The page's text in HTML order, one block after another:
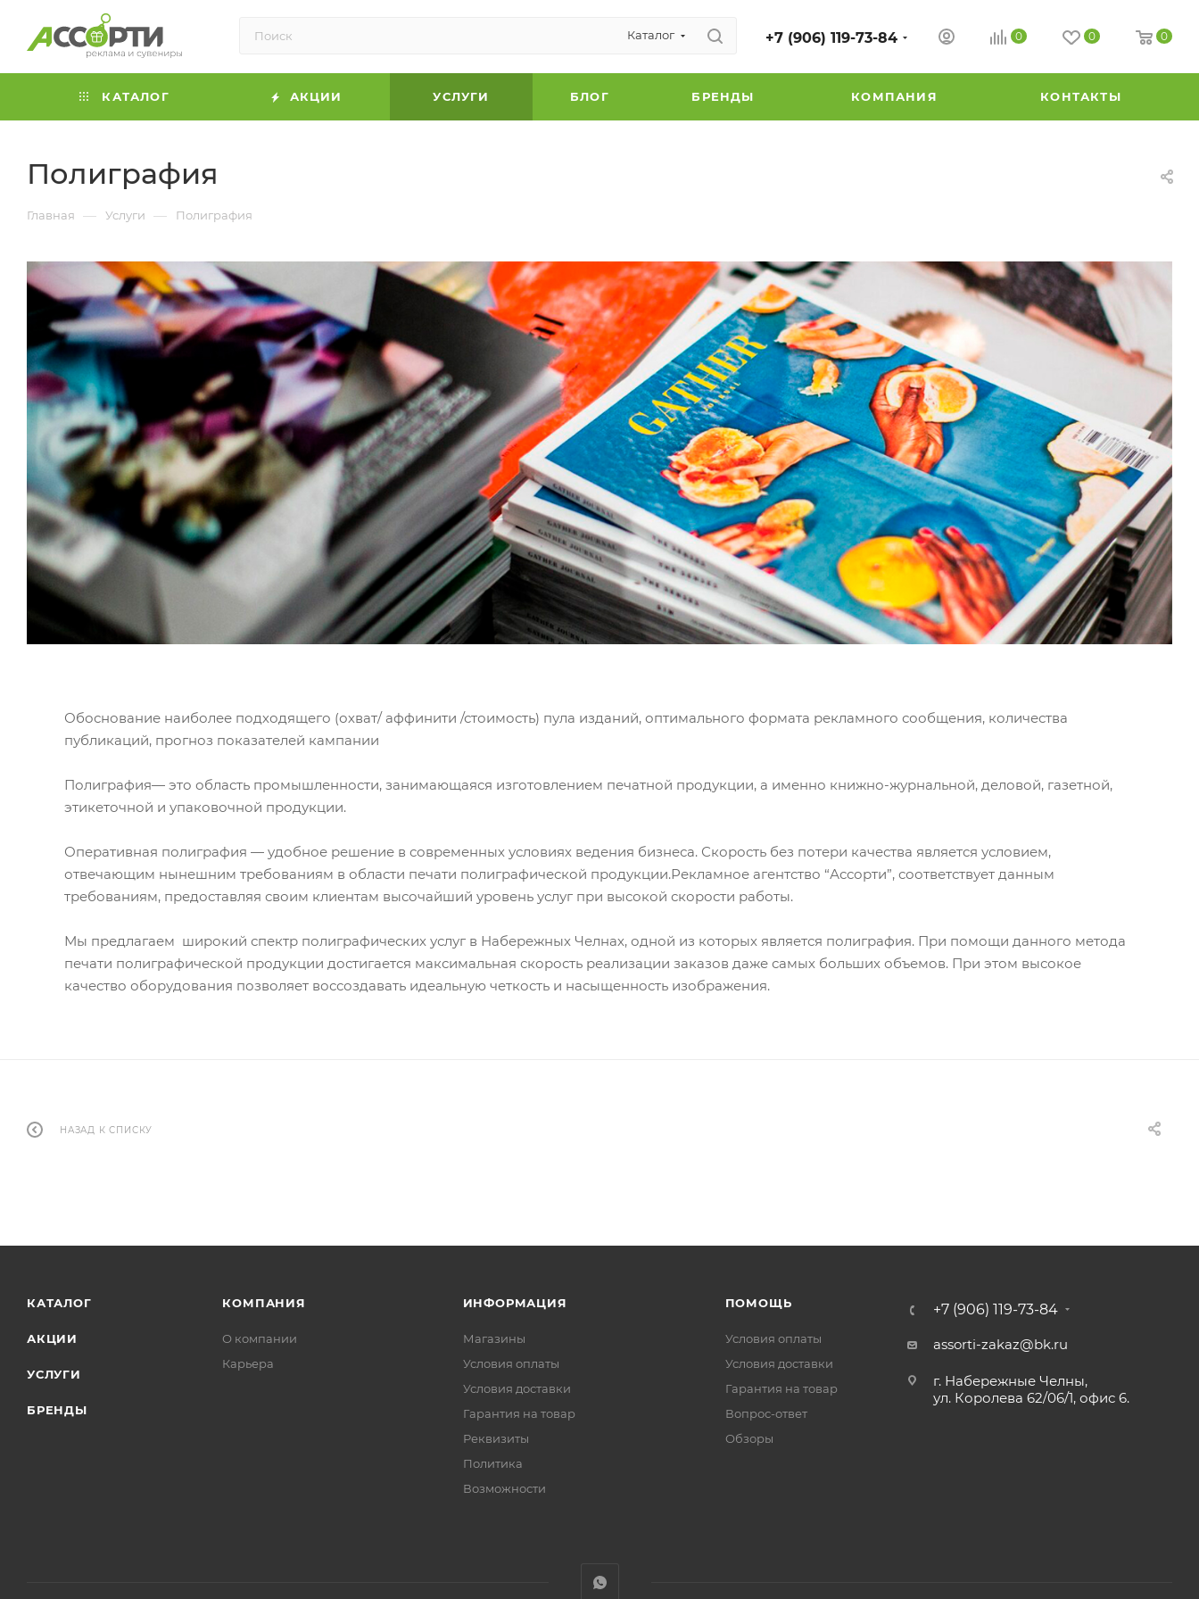
Каталог +7 (906) 119-73-84 0 0 0
КАТАЛОГ АКЦИИ УСЛУГИ БЛОГ БРЕНДЫ КОМПАНИЯ КОНТАКТЫ
Полиграфия
Главная — Услуги — Полиграфия
Обоснование наиболее подходящего (охват/ аффинити /стоимость) пула изданий, оптимального формата рекламного сообщения, количества
публикаций, прогноз показателей кампании
Полиграфия— это область промышленности, занимающаяся изготовлением печатной продукции, а именно книжно-журнальной, деловой, газетной,
этикеточной и упаковочной продукции.
Оперативная полиграфия — удобное решение в современных условиях ведения бизнеса. Скорость без потери качества является условием,
отвечающим нынешним требованиям в области печати полиграфической продукции.Рекламное агентство “Ассорти”, соответствует данным
требованиям, предоставляя своим клиентам высочайший уровень услуг при высокой скорости работы.
Мы предлагаем широкий спектр полиграфических услуг в Набережных Челнах, одной из которых является полиграфия. При помощи данного метода
печати полиграфической продукции достигается максимальная скорость реализации заказов даже самых больших объемов. При этом высокое
качество оборудования позволяет воссоздавать идеальную четкость и насыщенность изображения.
НАЗАД К СПИСКУ
КАТАЛОГ
АКЦИИ
УСЛУГИ
БРЕНДЫ
КОМПАНИЯ
О компании
Карьера
ИНФОРМАЦИЯ
Магазины
Условия оплаты
Условия доставки
Гарантия на товар
Реквизиты
Политика
Возможности
ПОМОЩЬ
Условия оплаты
Условия доставки
Гарантия на товар
Вопрос-ответ
Обзоры
+7 (906) 119-73-84
assorti-zakaz@bk.ru
г. Набережные Челны,
ул. Королева 62/06/1, офис 6.